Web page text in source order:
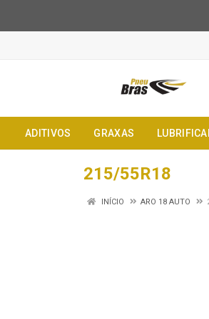
ADITIVOS GRAXAS
215/55R18
INÍCIO ARO 18 AUTO